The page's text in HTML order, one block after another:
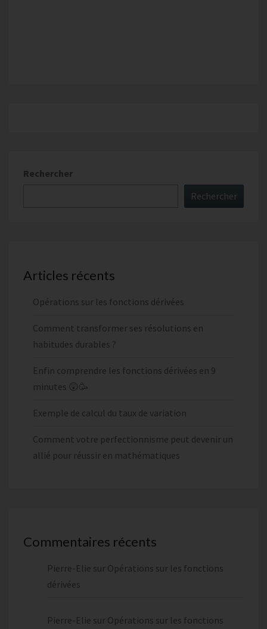
Rechercher
Rechercher
Articles récents
Opérations sur les fonctions dérivées
Comment transformer ses résolutions en
habitudes durables ?
Enfin comprendre les fonctions dérivées en 9
minutes 😲🥳
Exemple de calcul du taux de variation
Comment votre perfectionnisme peut devenir un
allié pour réussir en mathématiques
Commentaires récents
Pierre-Elie sur Opérations sur les fonctions
dérivées
Pierre-Elie sur Opérations sur les fonctions